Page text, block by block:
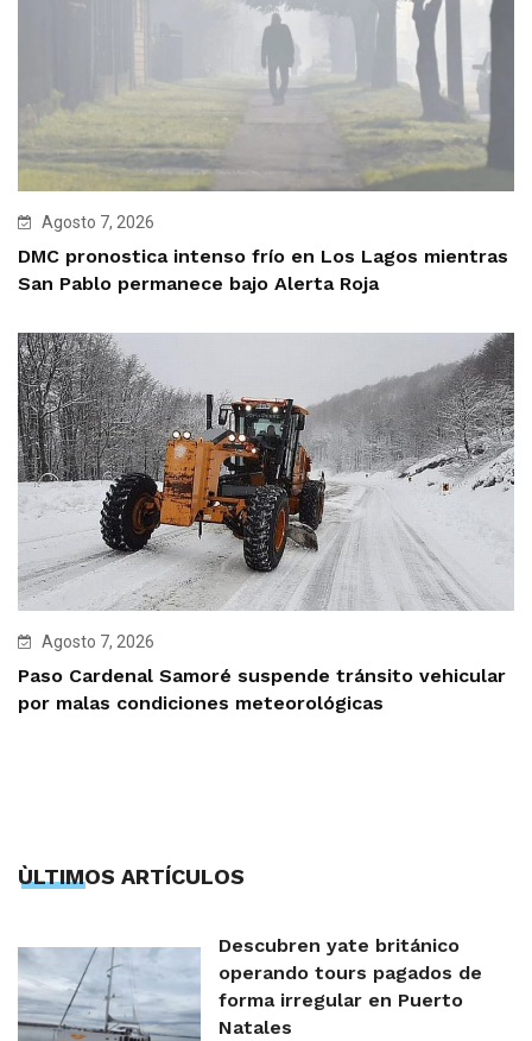
Agosto 7, 2026
DMC pronostica intenso frío en Los Lagos mientras
San Pablo permanece bajo Alerta Roja
Agosto 7, 2026
Paso Cardenal Samoré suspende tránsito vehicular
por malas condiciones meteorológicas
ÙLTIMOS ARTÍCULOS
Descubren yate británico
operando tours pagados de
forma irregular en Puerto
Natales